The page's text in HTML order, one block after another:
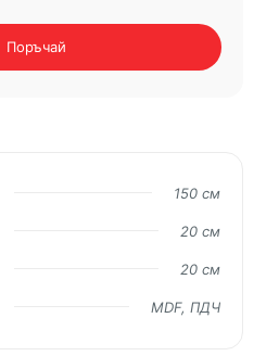
Поръчай
150 см
20 см
20 см
MDF, ПДЧ